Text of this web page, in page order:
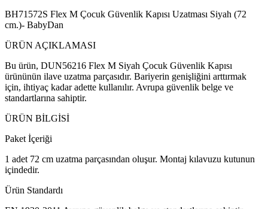
BH71572S Flex M Çocuk Güvenlik Kapısı Uzatması Siyah (72
cm.)- BabyDan
ÜRÜN AÇIKLAMASI
Bu ürün, DUN56216 Flex M Siyah Çocuk Güvenlik Kapısı
ürününün ilave uzatma parçasıdır. Bariyerin genişliğini arttırmak
için, ihtiyaç kadar adette kullanılır. Avrupa güvenlik belge ve
standartlarına sahiptir.
ÜRÜN BİLGİSİ
Paket İçeriği
1 adet 72 cm uzatma parçasından oluşur. Montaj kılavuzu kutunun
içindedir.
Ürün Standardı